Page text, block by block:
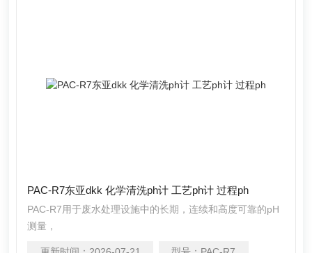
PAC-R7东亚dkk 化学清洗ph计 工艺ph计 过程ph
PAC-R7用于废水处理设施中的长期，连续和高度可靠的pH
测量，